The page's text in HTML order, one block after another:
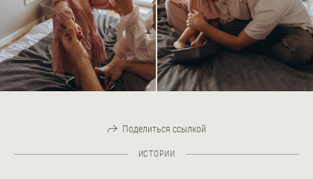
Поделиться ссылкой
ИСТОРИИ